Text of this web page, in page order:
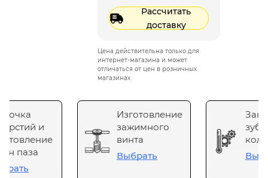
Рассчитать
доставку
Цена действительна только для
интернет-магазина и может
отличаться от цен в розничных
магазинах
и
паза
Изготовление
зажимного
винта
Выбрать